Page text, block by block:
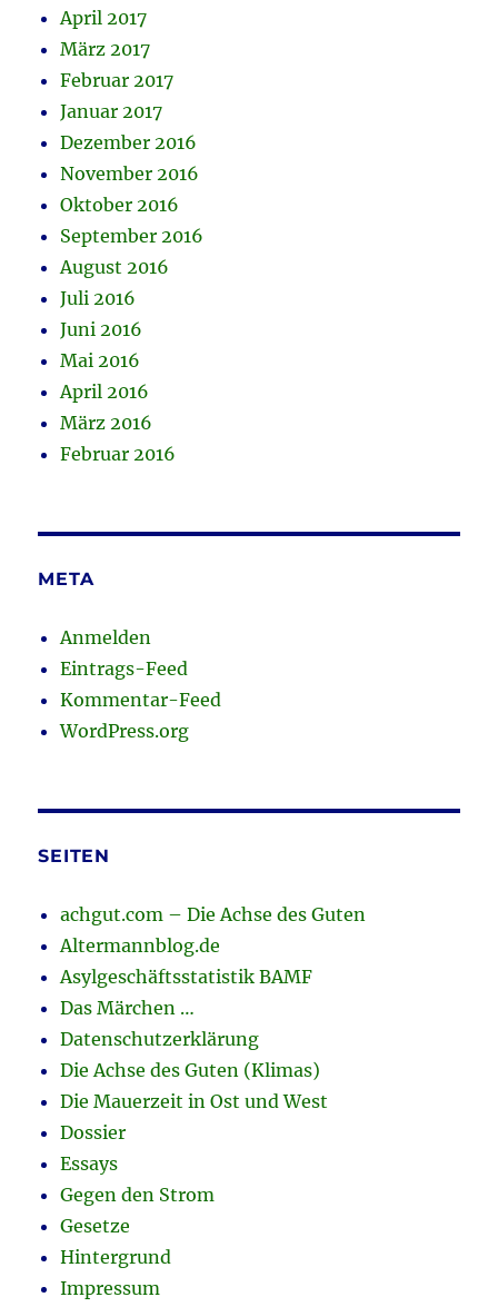
April 2017
März 2017
Februar 2017
Januar 2017
Dezember 2016
November 2016
Oktober 2016
September 2016
August 2016
Juli 2016
Juni 2016
Mai 2016
April 2016
März 2016
Februar 2016
META
Anmelden
Eintrags-Feed
Kommentar-Feed
WordPress.org
SEITEN
achgut.com – Die Achse des Guten
Altermannblog.de
Asylgeschäftsstatistik BAMF
Das Märchen …
Datenschutzerklärung
Die Achse des Guten (Klimas)
Die Mauerzeit in Ost und West
Dossier
Essays
Gegen den Strom
Gesetze
Hintergrund
Impressum